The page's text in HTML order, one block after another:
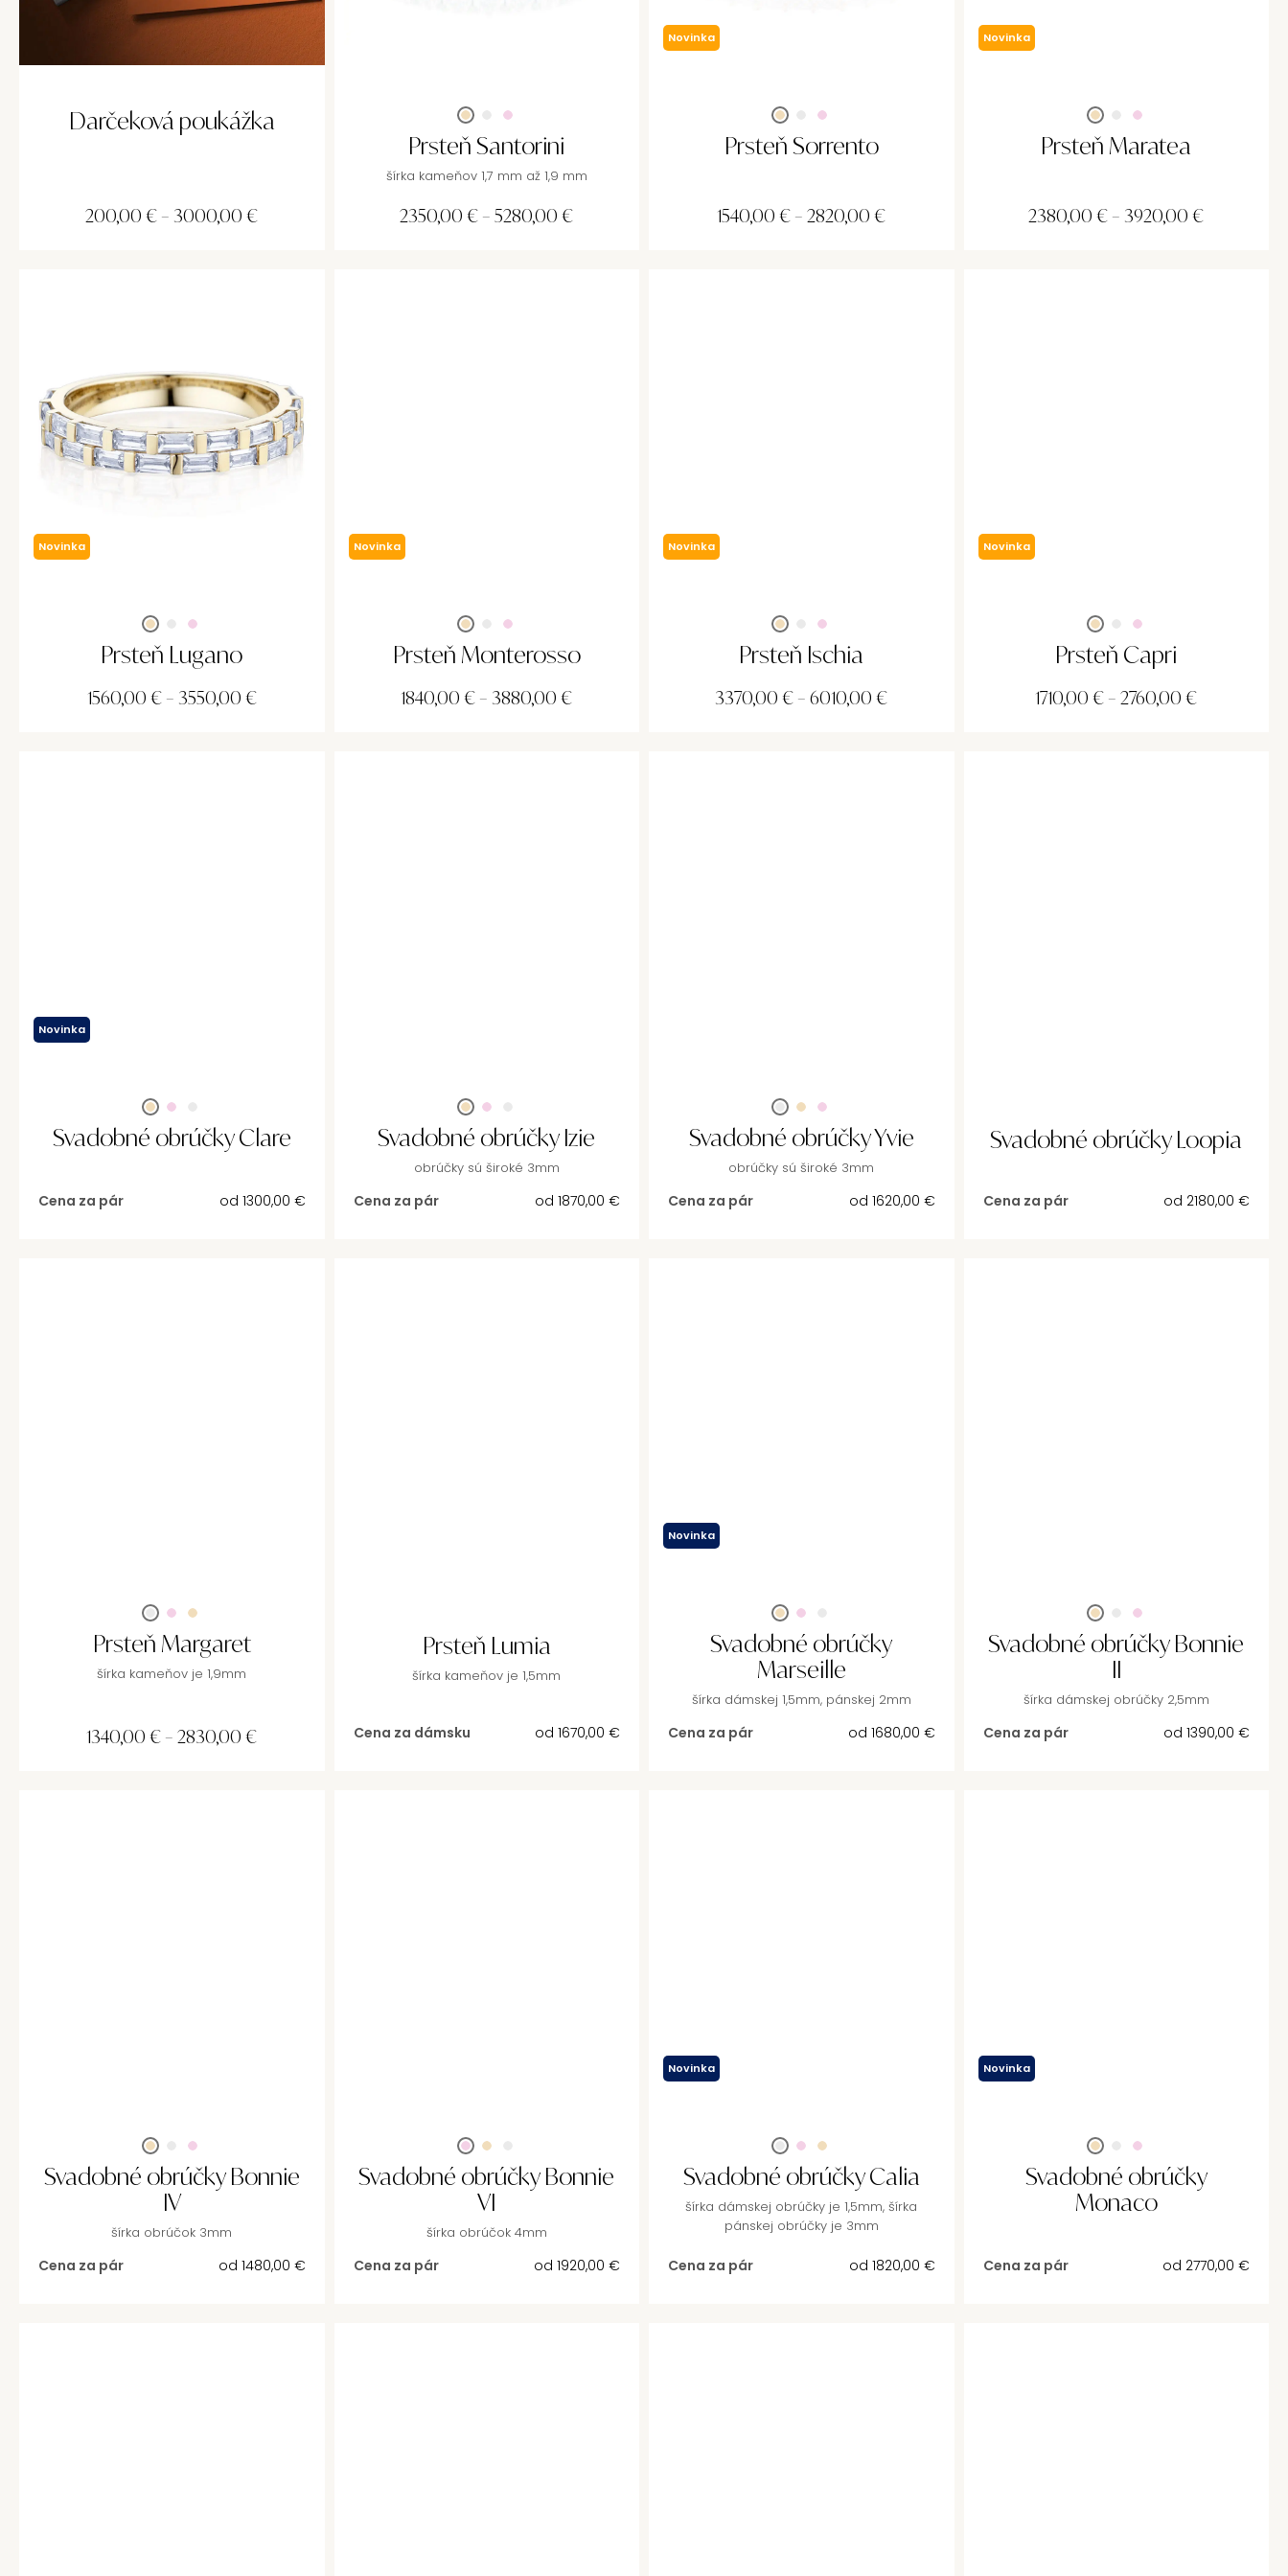
Darčeková poukážka
200,00 € – 3000,00 €
Prsteň Santorini
šírka kameňov 1,7 mm až 1,9 mm
2350,00 € – 5280,00 €
Novinka
Prsteň Sorrento
1540,00 € – 2820,00 €
Novinka
Prsteň Maratea
2380,00 € – 3920,00 €
Novinka
Prsteň Lugano
1560,00 € – 3550,00 €
Novinka
Prsteň Monterosso
1840,00 € – 3880,00 €
Novinka
Prsteň Ischia
3370,00 € – 6010,00 €
Novinka
Prsteň Capri
1710,00 € – 2760,00 €
Novinka
Svadobné obrúčky Clare
Cena za pár od 1300,00 €
Svadobné obrúčky Izie
obrúčky sú široké 3mm
Cena za pár od 1870,00 €
Svadobné obrúčky Yvie
obrúčky sú široké 3mm
Cena za pár od 1620,00 €
Svadobné obrúčky Loopia
Cena za pár od 2180,00 €
Prsteň Margaret
šírka kameňov je 1,9mm
1340,00 € – 2830,00 €
Prsteň Lumia
šírka kameňov je 1,5mm
Cena za dámsku od 1670,00 €
Novinka
Svadobné obrúčky
Marseille
šírka dámskej 1,5mm, pánskej 2mm
Cena za pár od 1680,00 €
Svadobné obrúčky Bonnie
II
šírka dámskej obrúčky 2,5mm
Cena za pár od 1390,00 €
Svadobné obrúčky Bonnie
IV
šírka obrúčok 3mm
Cena za pár od 1480,00 €
Svadobné obrúčky Bonnie
VI
šírka obrúčok 4mm
Cena za pár od 1920,00 €
Novinka
Svadobné obrúčky Calia
šírka dámskej obrúčky je 1,5mm, šírka
pánskej obrúčky je 3mm
Cena za pár od 1820,00 €
Novinka
Svadobné obrúčky
Monaco
Cena za pár od 2770,00 €